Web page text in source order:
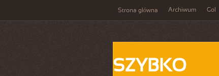
Strona główna Archiwum Gol
SZYBKO